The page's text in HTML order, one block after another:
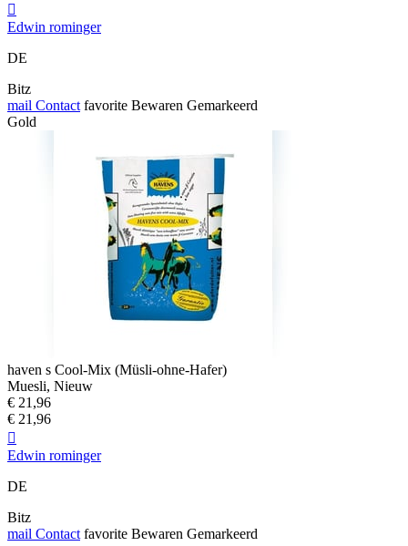

Edwin rominger
DE
Bitz
mail Contact favorite Bewaren Gemarkeerd
Gold
haven s Cool-Mix (Müsli-ohne-Hafer)
Muesli, Nieuw
€ 21,96
€ 21,96

Edwin rominger
DE
Bitz
mail Contact favorite Bewaren Gemarkeerd